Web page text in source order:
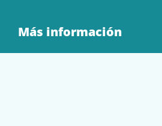
Más información